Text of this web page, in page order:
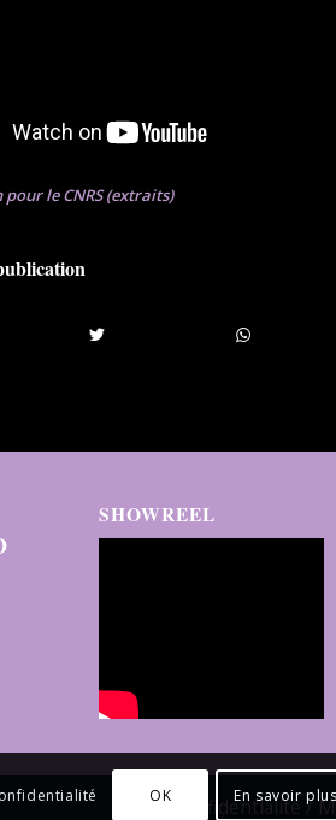
le CNRS (extraits)
SHOWREEL
Confidentialité /
OK En savoir